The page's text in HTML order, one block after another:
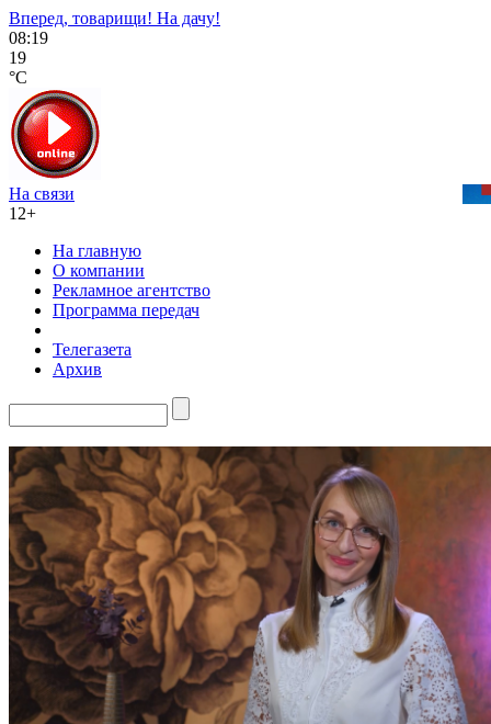
Вперед, товарищи! На дачу!
08:19
19
°C
На связи
12+
На главную
О компании
Рекламное агентство
Программа передач
Телегазета
Архив